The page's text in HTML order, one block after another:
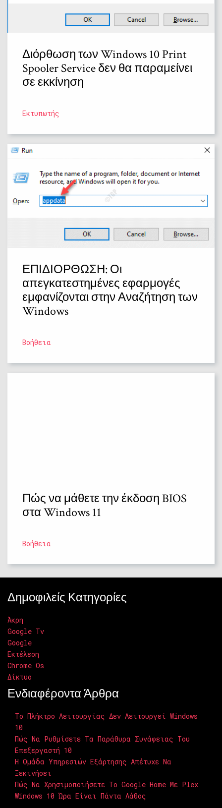
Διόρθωση των Windows 10 Print
Spooler Service δεν θα παραμείνει
σε εκκίνηση
Εκτυπωτής
ΕΠΙΔΙΟΡΘΩΣΗ: Οι
απεγκατεστημένες εφαρμογές
εμφανίζονται στην Αναζήτηση των
Windows
Βοήθεια
Πώς να μάθετε την έκδοση BIOS
στα Windows 11
Βοήθεια
Δημοφιλείς Κατηγορίες
Άκρη
Google Tv
Google
Εκτέλεση
Chrome Os
Δίκτυο
Ενδιαφέροντα Άρθρα
Το Πλήκτρο Λειτουργίας Δεν Λειτουργεί Windows
10
Πώς Να Ρυθμίσετε Τα Παράθυρα Συνάφειας Του
Επεξεργαστή 10
Η Ομάδα Υπηρεσιών Εξάρτησης Απέτυχε Να
Ξεκινήσει
Πώς Να Χρησιμοποιήσετε Το Google Home Με Plex
Windows 10 Ώρα Είναι Πάντα Λάθος